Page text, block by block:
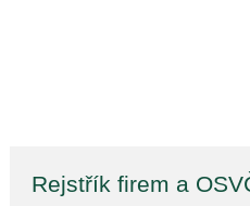
Rejstřík firem a